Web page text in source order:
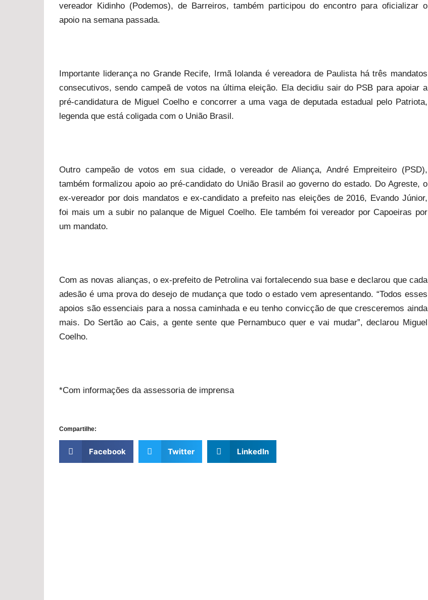
vereador Kidinho (Podemos), de Barreiros, também participou do encontro para oficializar o
apoio na semana passada.
Importante liderança no Grande Recife, Irmã Iolanda é vereadora de Paulista há três mandatos
consecutivos, sendo campeã de votos na última eleição. Ela decidiu sair do PSB para apoiar a
pré-candidatura de Miguel Coelho e concorrer a uma vaga de deputada estadual pelo Patriota,
legenda que está coligada com o União Brasil.
Outro campeão de votos em sua cidade, o vereador de Aliança, André Empreiteiro (PSD),
também formalizou apoio ao pré-candidato do União Brasil ao governo do estado. Do Agreste, o
ex-vereador por dois mandatos e ex-candidato a prefeito nas eleições de 2016, Evando Júnior,
foi mais um a subir no palanque de Miguel Coelho. Ele também foi vereador por Capoeiras por
um mandato.
Com as novas alianças, o ex-prefeito de Petrolina vai fortalecendo sua base e declarou que cada
adesão é uma prova do desejo de mudança que todo o estado vem apresentando. “Todos esses
apoios são essenciais para a nossa caminhada e eu tenho convicção de que cresceremos ainda
mais. Do Sertão ao Cais, a gente sente que Pernambuco quer e vai mudar”, declarou Miguel
Coelho.
*Com informações da assessoria de imprensa
Compartilhe:
Facebook Twitter LinkedIn